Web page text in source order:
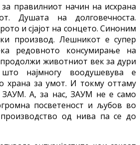
правилниот начин на исхрана
Душата на долговечноста.
и сјајот на сонцето. Синоним
производ. Лешникот е супер
редовното консумирање на
животниот век за дури
најмногу воодушевува е
храна за умот. И токму оттаму
ЗАУМ. А, за нас, ЗАУМ не е само
посветеност и љубов во
од нива па се до